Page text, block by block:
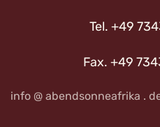
Tel. +49
Fax. +49
info @ abendsonneafrika .